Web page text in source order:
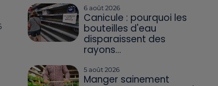
6 août 2026
Canicule : pourquoi les
bouteilles d'eau
disparaissent des
rayons...
5 août 2026
Manger sainement